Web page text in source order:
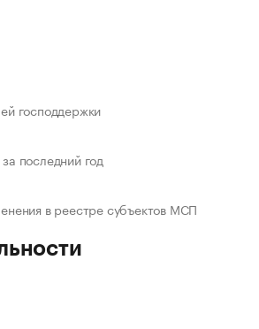
господдержки
последний год
в реестре субъектов МСП